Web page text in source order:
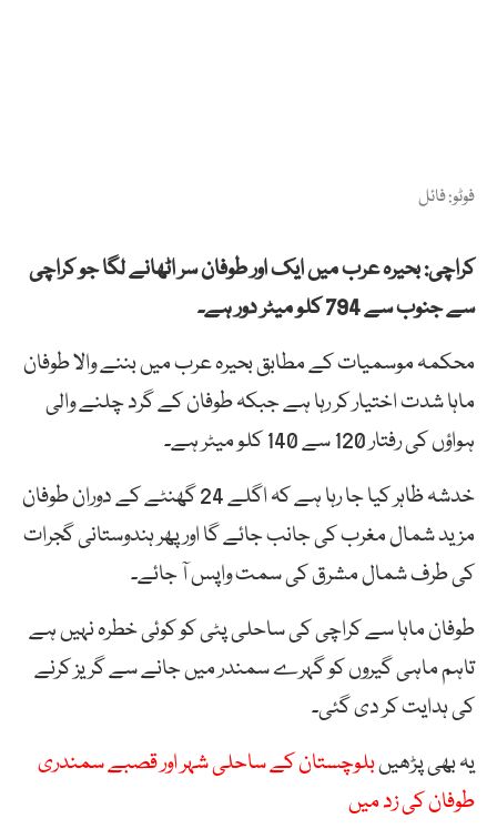
فوٹو: فائل
کراچی: بحیرہ عرب میں ایک اور طوفان سر اٹھانے لگا جو کراچی
سے جنوب سے 794 کلو میٹر دور ہے۔
محکمہ موسمیات کے مطابق بحیرہ عرب میں بننے والا طوفان
ماہا شدت اختیار کر رہا ہے جبکہ طوفان کے گرد چلنے والی
ہواؤں کی رفتار 120 سے 140 کلو میٹر ہے۔
خدشہ ظاہر کیا جا رہا ہے کہ اگلے 24 گھنٹے کے دوران طوفان
مزید شمال مغرب کی جانب جائے گا اور پھر ہندوستانی گجرات
کی طرف شمال مشرق کی سمت واپس آ جائے۔
طوفان ماہا سے کراچی کی ساحلی پٹی کو کوئی خطرہ نہیں ہے
تاہم ماہی گیروں کو گہرے سمندر میں جانے سے گریز کرنے
کی ہدایت کر دی گئی۔
یہ بھی پڑھیںبلوچستان کے ساحلی شہر اور قصبے سمندری
طوفان کی زد میں